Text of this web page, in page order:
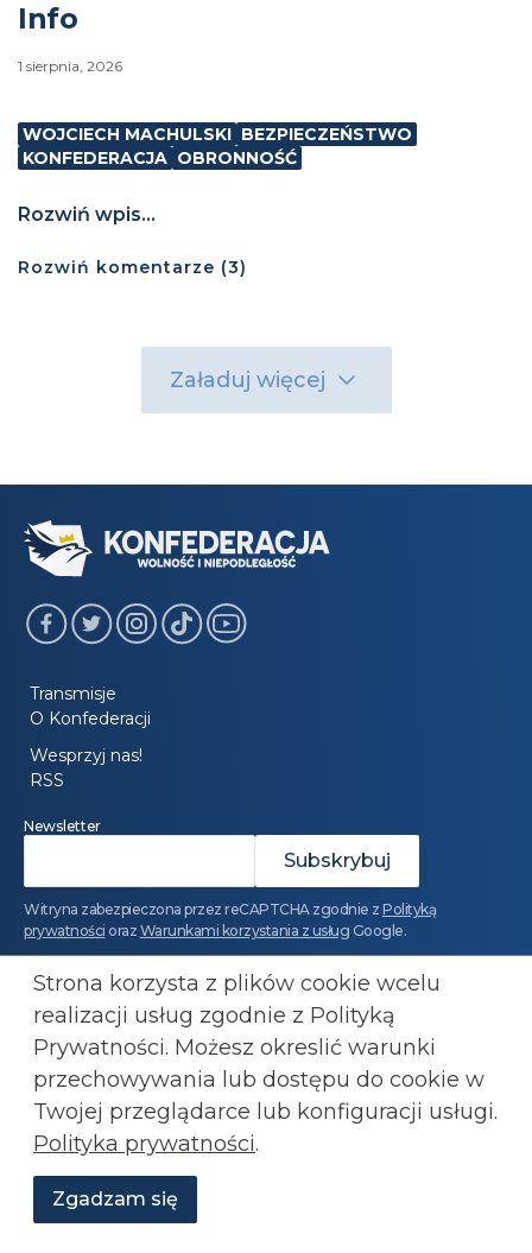
Info
1 sierpnia, 2026
WOJCIECH MACHULSKI BEZPIECZEŃSTWO
KONFEDERACJA OBRONNOŚĆ
Rozwiń wpis...
Rozwiń komentarze (3)
Załaduj więcej
Transmisje
O Konfederacji
Wesprzyj nas!
RSS
Newsletter
Witryna zabezpieczona przez reCAPTCHA zgodnie z Polityką
prywatności oraz Warunkami korzystania z usług Google.
Polityka prywatności
Regulamin
Dołącz do Konfederacji: 501 447 977
kluby@konfederacja.pl
Kontakt dla mediów: 690 868 101
Strona korzysta z plików cookie wcelu
realizacji usług zgodnie z Polityką
Prywatności. Możesz okreslić warunki
przechowywania lub dostępu do cookie w
Twojej przeglądarce lub konfiguracji usługi.
Polityka prywatności.
Zgadzam się